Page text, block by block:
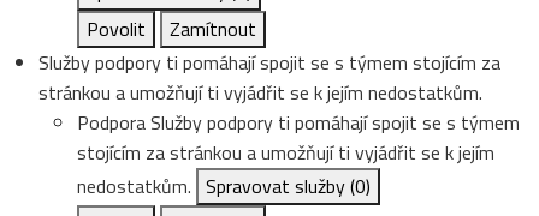
Povolit
Zamítnout
Služby podpory ti pomáhají spojit se s týmem stojícím za
stránkou a umožňují ti vyjádřit se k jejím nedostatkům.
PodporaSlužby podpory ti pomáhají spojit se s týmem
stojícím za stránkou a umožňují ti vyjádřit se k jejím
nedostatkům. Spravovat služby(0)